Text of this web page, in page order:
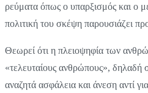
ρεύματα όπως ο υπαρξισμός και ο
πολιτική του σκέψη παρουσιάζει
Θεωρεί ότι η πλειοψηφία των
«τελευταίους ανθρώπους», δηλαδή
αναζητά ασφάλεια και άνεση αντί